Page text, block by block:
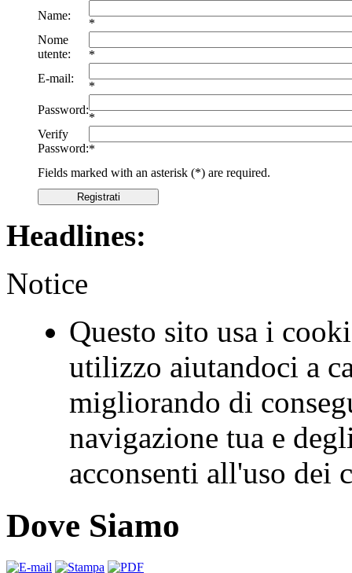
Name:
*
Nome
utente:
*
E-mail:
*
Password:
*
Verify
Password:*
Fields marked with an asterisk (*) are required.
Registrati
Headlines:
Notice
Questo sito usa i
utilizzo aiutandoci a
migliorando di
navigazione tua e
acconsenti all'uso
Dove Siamo